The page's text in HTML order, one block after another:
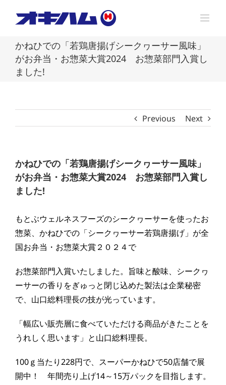
かねひでの「若鶏唐揚げシークヮーサー風味」
がお弁当・お惣菜大賞2024 お惣菜部門入賞し
ました!
Previous Next
かねひでの「若鶏唐揚げシークヮーサー風味」
がお弁当・お惣菜大賞2024 お惣菜部門入賞し
ました!
もとぶウェルネスフーズのシークヮーサーを使ったお
惣菜、かねひでの「シークヮーサー若鶏唐揚げ」が全
国お弁当・お惣菜大賞２０２４で
お惣菜部門入賞いたしました。旨味と酸味、シークヮ
ーサーの香りをぎゅっと閉じ込めた製法は企業秘密
で、山口総料理長の技が光っています。
「幅広い販売層に食べていただける商品がきたことを
うれしく思います」と山口総料理長。
100ｇ当たり228円で、スーパーかねひで50店舗で展
開中！ 年間売り上げ14～15万パックを目指します。